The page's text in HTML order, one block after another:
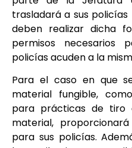
trasladará a sus
deben realizar dicha
permisos necesarios
policías acuden a la
Para el caso en que
material fungible,
para prácticas de tiro
material,
para sus policías.